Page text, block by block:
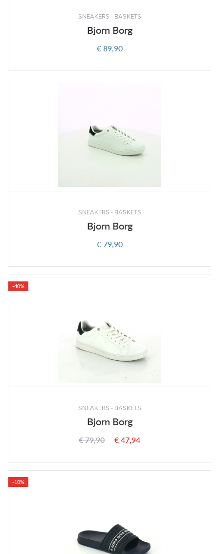
SNEAKERS - BASKETS
Bjorn Borg
€ 89,90
SNEAKERS - BASKETS
Bjorn Borg
€ 79,90
-40%
SNEAKERS - BASKETS
Bjorn Borg
€ 79,90 € 47,94
-10%